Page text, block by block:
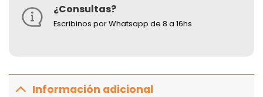
¿Consultas?
Escribinos por Whatsapp de 8 a 16hs
Información adicional